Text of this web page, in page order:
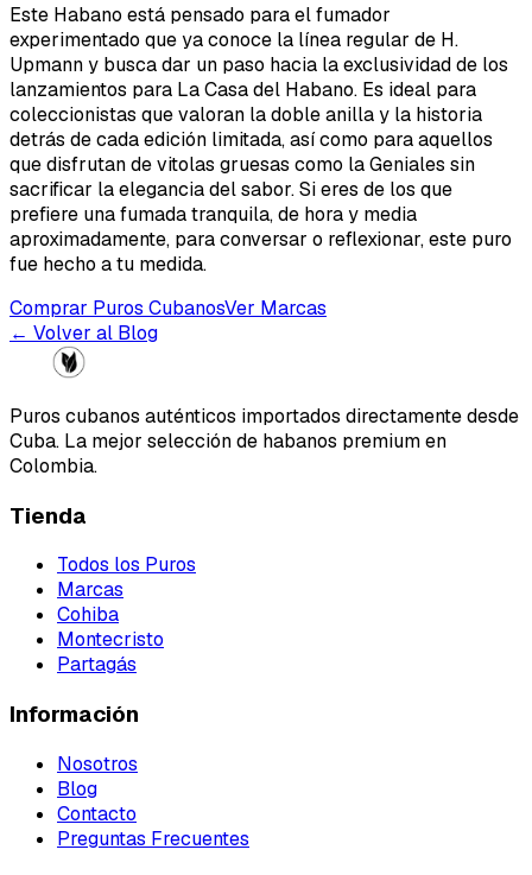
Este Habano está pensado para el fumador
experimentado que ya conoce la línea regular de H.
Upmann y busca dar un paso hacia la exclusividad de los
lanzamientos para La Casa del Habano. Es ideal para
coleccionistas que valoran la doble anilla y la historia
detrás de cada edición limitada, así como para aquellos
que disfrutan de vitolas gruesas como la Geniales sin
sacrificar la elegancia del sabor. Si eres de los que
prefiere una fumada tranquila, de hora y media
aproximadamente, para conversar o reflexionar, este puro
fue hecho a tu medida.
Comprar Puros CubanosVer Marcas
← Volver al Blog
Puros cubanos auténticos importados directamente desde
Cuba. La mejor selección de habanos premium en
Colombia.
Tienda
Todos los Puros
Marcas
Cohiba
Montecristo
Partagás
Información
Nosotros
Blog
Contacto
Preguntas Frecuentes